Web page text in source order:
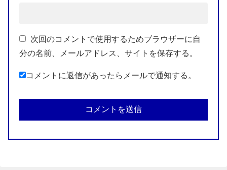
次回のコメントで使用するためブラウザーに自
分の名前、メールアドレス、サイトを保存する。
コメントに返信があったらメールで通知する。